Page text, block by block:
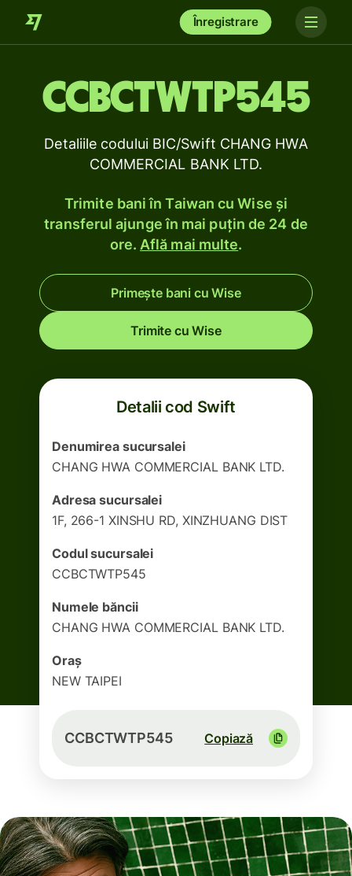
Înregistrare
CCBCTWTP545
Detaliile codului BIC/Swift CHANG HWA
COMMERCIAL BANK LTD.
Trimite bani în Taiwan cu Wise și
transferul ajunge în mai puțin de 24 de
ore. Află mai multe.
Primește bani cu Wise
Trimite cu Wise
Detalii cod Swift
Denumirea sucursalei
CHANG HWA COMMERCIAL BANK LTD.
Adresa sucursalei
1F, 266-1 XINSHU RD, XINZHUANG DIST
Codul sucursalei
CCBCTWTP545
Numele băncii
CHANG HWA COMMERCIAL BANK LTD.
Oraș
NEW TAIPEI
CCBCTWTP545 Copiază